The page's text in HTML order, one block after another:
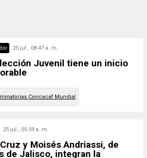
25 jul., 08:47 a. m.
Juvenil tiene un inicio
Concacaf Mundial
25 jul., 05:59 a. m.
y Moisés Andriassi, de
de Jalisco, integran la